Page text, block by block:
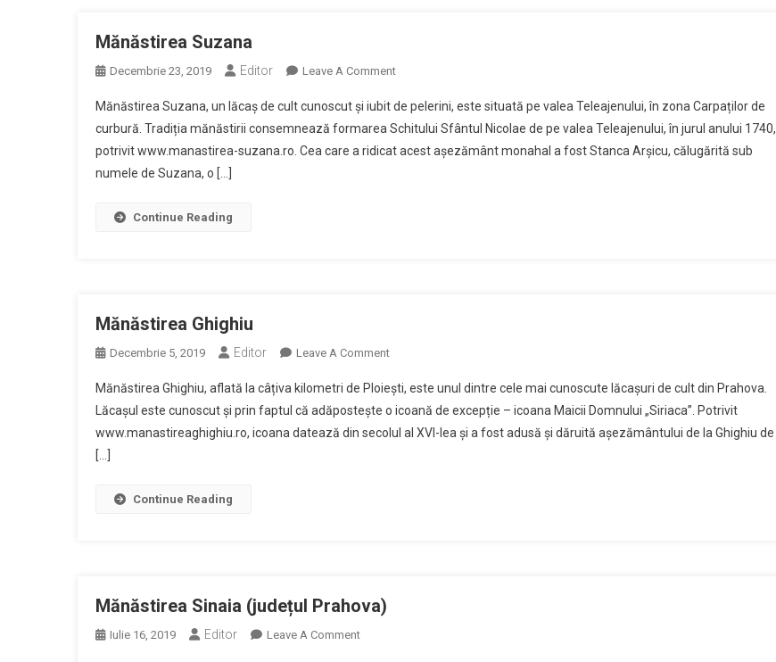
Mănăstirea Suzana
Decembrie 23, 2019 Editor Leave A CommentOn
Suzana
Mănăstirea Suzana, un lăcaș de cult cunoscut și iubit de pelerini, este situată pe valea Teleajenului, în zona Carpaților de
curbură. Tradiția mănăstirii consemnează formarea Schitului Sfântul Nicolae de pe valea Teleajenului, în jurul anului 1740,
potrivit www.manastirea-suzana.ro. Cea care a ridicat acest așezământ monahal a fost Stanca Arșicu, călugărită sub
numele de Suzana, o […]
Continue Reading
Mănăstirea Ghighiu
Decembrie 5, 2019 Editor Leave A CommentOn
Ghighiu
Mănăstirea Ghighiu, aflată la câțiva kilometri de Ploiești, este unul dintre cele mai cunoscute lăcașuri de cult din Prahova.
Lăcașul este cunoscut și prin faptul că adăpostește o icoană de excepție – icoana Maicii Domnului „Siriaca”. Potrivit
www.manastireaghighiu.ro, icoana datează din secolul al XVI-lea și a fost adusă și dăruită așezământului de la Ghighiu de
[…]
Continue Reading
Mănăstirea Sinaia (județul Prahova)
Iulie 16, 2019 Editor Leave A CommentOn